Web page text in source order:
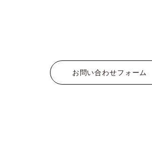
お問い合わせフォーム